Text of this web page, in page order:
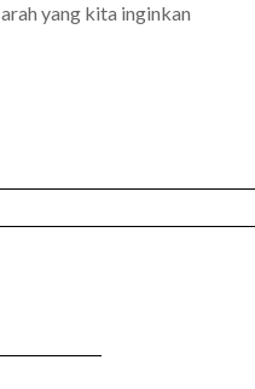
yang kita inginkan